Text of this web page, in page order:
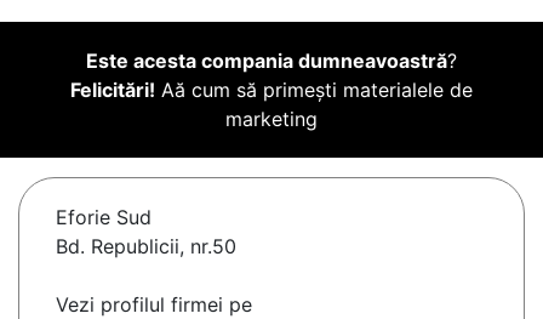
Este acesta compania dumneavoastră?
Felicitări! Aă cum să primești materialele de
marketing
Eforie Sud
Bd. Republicii, nr.50
Vezi profilul firmei pe